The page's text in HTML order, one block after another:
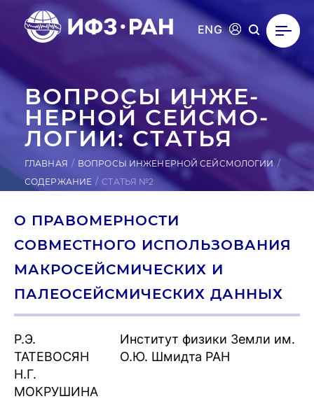
ENG
ВОПРОСЫ ИН­ЖЕ­
НЕР­НОЙ СЕЙ­СМО­
ЛОГИИ: СТАТЬЯ
ГЛАВНАЯ
ВОПРОСЫ ИНЖЕНЕРНОЙ СЕЙСМОЛОГИИ
СОДЕРЖАНИЕ
СТАТЬЯ №2
О ПРАВОМЕРНОСТИ
СОВМЕСТНОГО ИСПОЛЬЗОВАНИЯ
МАКРОСЕЙСМИЧЕСКИХ И
ПАЛЕОСЕЙСМИЧЕСКИХ ДАННЫХ
Р.Э.
ТАТЕВОСЯН
Н.Г.
МОКРУШИНА
Институт физики Земли им.
О.Ю. Шмидта РАН